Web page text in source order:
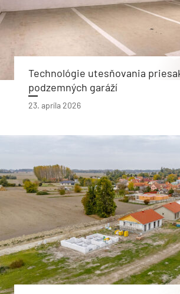
Technológie utesňovania
podzemných garáží
23. apríla 2026